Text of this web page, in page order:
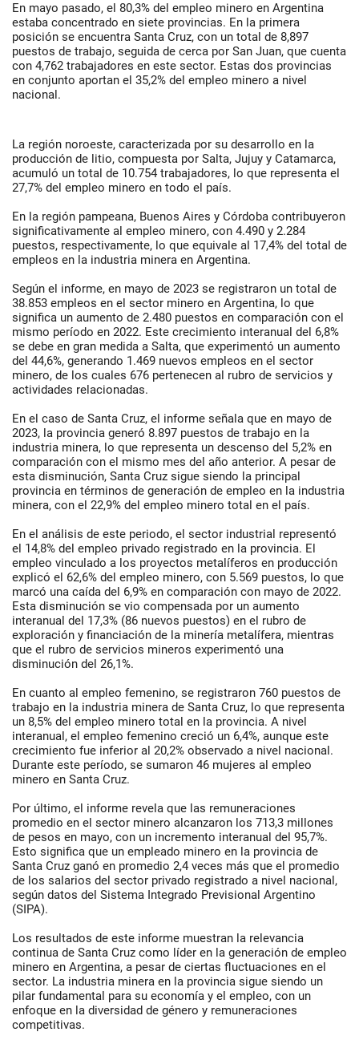
En mayo pasado, el 80,3% del empleo minero en Argentina
estaba concentrado en siete provincias. En la primera
posición se encuentra Santa Cruz, con un total de 8,897
puestos de trabajo, seguida de cerca por San Juan, que cuenta
con 4,762 trabajadores en este sector. Estas dos provincias
en conjunto aportan el 35,2% del empleo minero a nivel
nacional.
La región noroeste, caracterizada por su desarrollo en la
producción de litio, compuesta por Salta, Jujuy y Catamarca,
acumuló un total de 10.754 trabajadores, lo que representa el
27,7% del empleo minero en todo el país.
En la región pampeana, Buenos Aires y Córdoba contribuyeron
significativamente al empleo minero, con 4.490 y 2.284
puestos, respectivamente, lo que equivale al 17,4% del total de
empleos en la industria minera en Argentina.
Según el informe, en mayo de 2023 se registraron un total de
38.853 empleos en el sector minero en Argentina, lo que
significa un aumento de 2.480 puestos en comparación con el
mismo período en 2022. Este crecimiento interanual del 6,8%
se debe en gran medida a Salta, que experimentó un aumento
del 44,6%, generando 1.469 nuevos empleos en el sector
minero, de los cuales 676 pertenecen al rubro de servicios y
actividades relacionadas.
En el caso de Santa Cruz, el informe señala que en mayo de
2023, la provincia generó 8.897 puestos de trabajo en la
industria minera, lo que representa un descenso del 5,2% en
comparación con el mismo mes del año anterior. A pesar de
esta disminución, Santa Cruz sigue siendo la principal
provincia en términos de generación de empleo en la industria
minera, con el 22,9% del empleo minero total en el país.
En el análisis de este periodo, el sector industrial representó
el 14,8% del empleo privado registrado en la provincia. El
empleo vinculado a los proyectos metalíferos en producción
explicó el 62,6% del empleo minero, con 5.569 puestos, lo que
marcó una caída del 6,9% en comparación con mayo de 2022.
Esta disminución se vio compensada por un aumento
interanual del 17,3% (86 nuevos puestos) en el rubro de
exploración y financiación de la minería metalífera, mientras
que el rubro de servicios mineros experimentó una
disminución del 26,1%.
En cuanto al empleo femenino, se registraron 760 puestos de
trabajo en la industria minera de Santa Cruz, lo que representa
un 8,5% del empleo minero total en la provincia. A nivel
interanual, el empleo femenino creció un 6,4%, aunque este
crecimiento fue inferior al 20,2% observado a nivel nacional.
Durante este período, se sumaron 46 mujeres al empleo
minero en Santa Cruz.
Por último, el informe revela que las remuneraciones
promedio en el sector minero alcanzaron los 713,3 millones
de pesos en mayo, con un incremento interanual del 95,7%.
Esto significa que un empleado minero en la provincia de
Santa Cruz ganó en promedio 2,4 veces más que el promedio
de los salarios del sector privado registrado a nivel nacional,
según datos del Sistema Integrado Previsional Argentino
(SIPA).
Los resultados de este informe muestran la relevancia
continua de Santa Cruz como líder en la generación de empleo
minero en Argentina, a pesar de ciertas fluctuaciones en el
sector. La industria minera en la provincia sigue siendo un
pilar fundamental para su economía y el empleo, con un
enfoque en la diversidad de género y remuneraciones
competitivas.